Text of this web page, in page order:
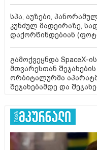
სპა, აუზები,
კუნძულ მადეირაზე,
დაქორწინდებიან
გამოქვეყნდა SpaceX-
მთვარესთან
ორბიტალურმა
შეჯახებამდე და